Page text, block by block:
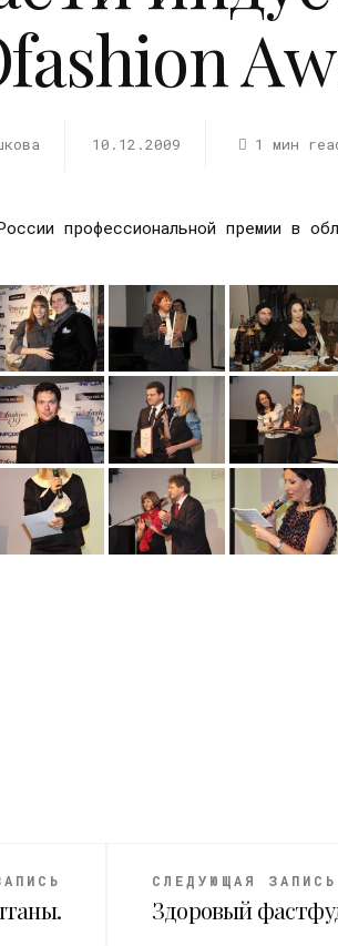
10.12.2009 1 мин
профессиональной премии в
СЛЕДУЮЩАЯ ЗАПИСЬ
Здоровый